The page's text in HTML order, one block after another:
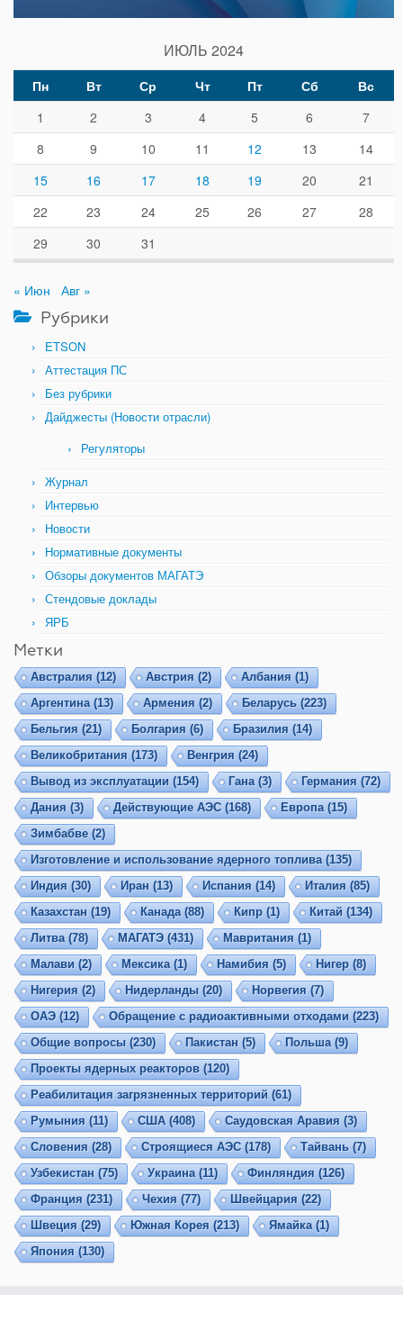
ИЮЛЬ 2024
Пн Вт Ср Чт Пт Сб
Вс
1
2 3 4 5 6
7
8
9 10 11 12 13
14
15
16 17 18 19 20
21
22
23 24 25 26 27
28
29
30 31
« Июн Авг »
Рубрики
ETSON
Аттестация ПС
Без рубрики
Дайджесты (Новости отрасли)
Регуляторы
Журнал
Интервью
Новости
Нормативные документы
Обзоры документов МАГАТЭ
Стендовые доклады
ЯРБ
Метки
Австралия (12) Австрия (2) Албания (1)
Аргентина(13) Армения (2) Беларусь (223)
Бельгия (21) Болгария (6) Бразилия (14)
Великобритания (173) Венгрия (24)
Вывод из эксплуатации (154) Гана(3) Германия (72)
Дания (3) Действующие АЭС(168) Европа(15)
Зимбабве (2)
Изготовление и использование ядерного топлива(135)
Индия (30) Иран (13) Испания (14) Италия (85)
Казахстан (19) Канада(88) Кипр (1) Китай (134)
Литва(78) МАГАТЭ(431) Мавритания (1)
Малави (2) Мексика(1) Намибия (5) Нигер (8)
Нигерия (2) Нидерланды (20) Норвегия (7)
ОАЭ(12) Обращение с радиоактивными отходами (223)
Общие вопросы (230) Пакистан (5) Польша(9)
Проекты ядерных реакторов (120)
Реабилитация загрязненных территорий (61)
Румыния (11) США (408) Саудовская Аравия (3)
Словения (28) Строящиеся АЭС(178) Тайвань (7)
Узбекистан (75) Украина(11) Финляндия (126)
Франция (231) Чехия (77) Швейцария (22)
Швеция (29) Южная Корея (213) Ямайка(1)
Япония (130)